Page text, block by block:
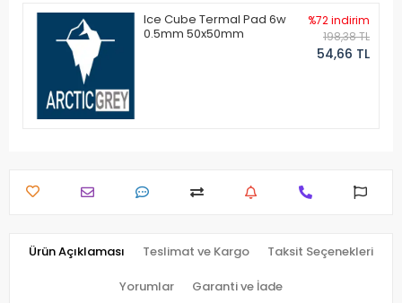
Ice Cube Termal Pad 6w
0.5mm 50x50mm
%72 indirim
198,38 TL
54,66 TL
Ürün Açıklaması Teslimat ve Kargo Taksit Seçenekleri
Yorumlar Garanti ve İade